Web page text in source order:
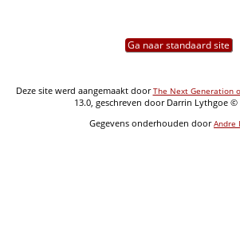
Ga naar standaard site
Deze site werd aangemaakt doorThe Next Generation
13.0, geschreven door Darrin Lythgoe ©
Gegevens onderhouden doorAndre